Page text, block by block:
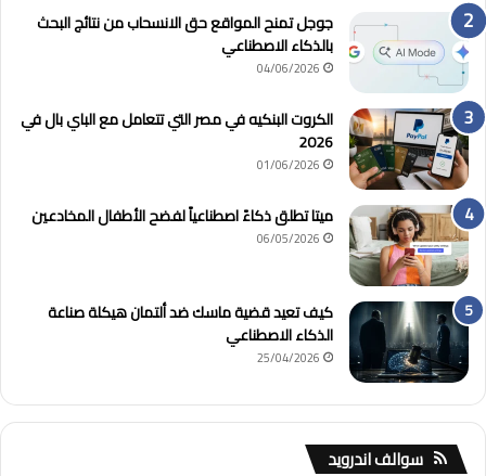
جوجل تمنح المواقع حق الانسحاب من نتائج البحث
بالذكاء الاصطناعي
04/06/2026
الكروت البنكيه في مصر التي تتعامل مع الباي بال في
2026
01/06/2026
ميتا تطلق ذكاءً اصطناعياً لفضح الأطفال المخادعين
06/05/2026
كيف تعيد قضية ماسك ضد ألتمان هيكلة صناعة
الذكاء الاصطناعي
25/04/2026
سوالف اندرويد